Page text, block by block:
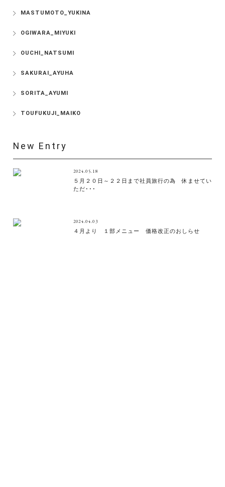
MASTUMOTO_YUKINA
OGIWARA_MIYUKI
OUCHI_NATSUMI
SAKURAI_AYUHA
SORITA_AYUMI
TOUFUKUJI_MAIKO
New Entry
2024.05.18
５月２０日～２２日まで社員旅行の為 休ませてい
ただ･･･
2024.04.03
４月より １部メニュー 価格改正のおしらせ